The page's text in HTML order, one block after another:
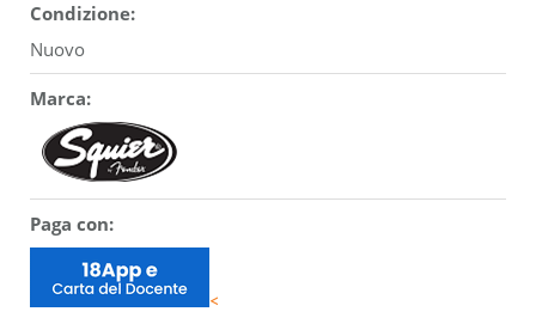
Condizione:
Nuovo
Marca:
Paga con:
<